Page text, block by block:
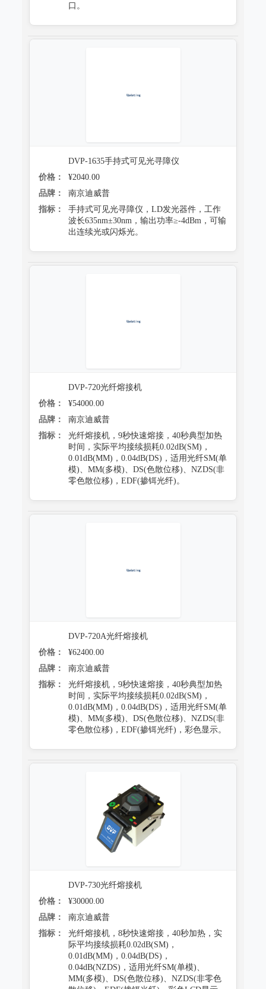
口。
DVP-1635手持式可见光寻障仪
价格：
¥2040.00
品牌：
南京迪威普
指标：
手持式可见光寻障仪，LD发光器件，工作
波长635nm±30nm，输出功率≥-4dBm，可输
出连续光或闪烁光。
DVP-720光纤熔接机
价格：
¥54000.00
品牌：
南京迪威普
指标：
光纤熔接机，9秒快速熔接，40秒典型加热
时间，实际平均接续损耗0.02dB(SM)，
0.01dB(MM)，0.04dB(DS)，适用光纤SM(单
模)、MM(多模)、DS(色散位移)、NZDS(非
零色散位移)，EDF(掺铒光纤)。
DVP-720A光纤熔接机
价格：
¥62400.00
品牌：
南京迪威普
指标：
光纤熔接机，9秒快速熔接，40秒典型加热
时间，实际平均接续损耗0.02dB(SM)，
0.01dB(MM)，0.04dB(DS)，适用光纤SM(单
模)、MM(多模)、DS(色散位移)、NZDS(非
零色散位移)，EDF(掺铒光纤)，彩色显示。
DVP-730光纤熔接机
价格：
¥30000.00
品牌：
南京迪威普
指标：
光纤熔接机，8秒快速熔接，40秒加热，实
际平均接续损耗0.02dB(SM)，
0.01dB(MM)，0.04dB(DS)，
0.04dB(NZDS)，适用光纤SM(单模)、
MM(多模)、DS(色散位移)、NZDS(非零色